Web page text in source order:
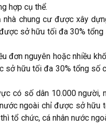
hợp cụ thể.
chung cư được xây
sở hữu tối đa 30%
đơn nguyên hoặc nhiều
sở hữu tối đa 30% tổng số
có số dân 10.000 người,
ngoài chỉ được sở hữu
tổ chức, cá nhân nước